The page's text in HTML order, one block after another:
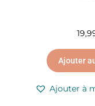
Ajouter
Ajouter à